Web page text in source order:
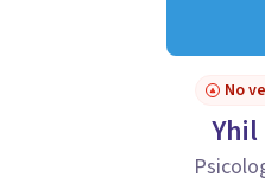
No
Yhil